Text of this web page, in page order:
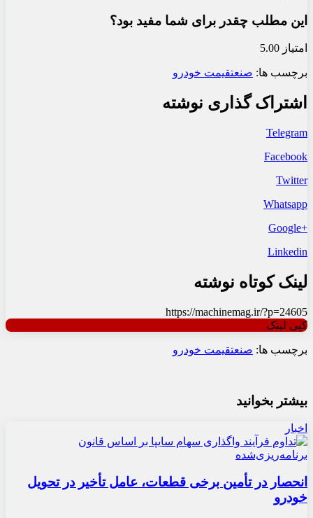
این مطلب چقدر برای شما مفید بود؟
امتیاز 5.00
برچسب ها: صنعتقیمت خودرو
اشتراک گذاری نوشته
Telegram
Facebook
Twitter
Whatsapp
+Google
Linkedin
لینک کوتاه نوشته
https://machinemag.ir/?p=24605
کپی لینک
برچسب ها: صنعتقیمت خودرو
بیشتر بخوانید
اخبار
انحصار در تأمین برخی قطعات، عامل تأخیر در تحویل
خودرو